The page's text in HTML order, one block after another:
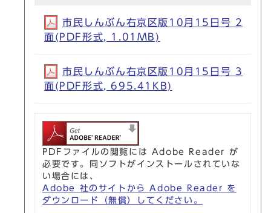
市民しんぶん右京区版10月15日号 2
面(PDF形式, 1.01MB)
市民しんぶん右京区版10月15日号 3
面(PDF形式, 695.41KB)
PDFファイルの閲覧には Adobe Reader が
必要です。同ソフトがインストールされていな
い場合には、
Adobe 社のサイトから Adobe Reader を
ダウンロード（無償）してください。